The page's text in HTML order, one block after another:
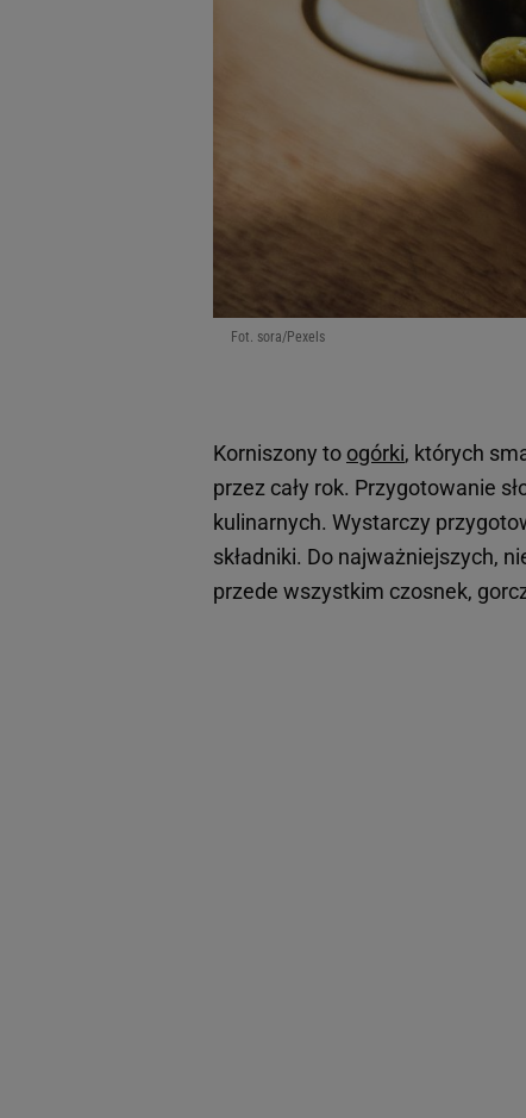
Fot. sora/Pexels
Korniszony to ogórki, których
przez cały rok. Przygotowanie
kulinarnych. Wystarczy
składniki. Do najważniejszych,
przede wszystkim czosnek,